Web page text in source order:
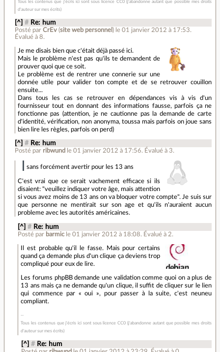
Tous les contenus que j'écris ici sont sous licence CC0 (j'abandonne autant que possible mes droits
d'auteur sur mes écrits)
[^] # Re: hum
Posté par CrEv(site web personnel ) le 01 janvier 2012 à 17:53.
Évalué à 8.
Je me disais bien que c'était déjà passé ici.
Mais le problème n'est pas qu'ils te demandent de
prouver quoi que ce soit.
Le problème est de rentrer une connerie sur une
donnée utile pour valider ton compte et de se retrouver couillon
ensuite...
Dans tous les cas se retrouver en dépendances vis à vis d'un
fournisseur tout en donnant des informations fausse, parfois ça ne
fonctionne pas (attention, je ne cautionne pas la demande de carte
d'identité, vérification, non anonyma, toussa mais parfois on joue sans
bien lire les règles, parfois on perd)
[^] # Re: hum
Posté par ribwund le 01 janvier 2012 à 17:56. Évalué à 3.
sans forcément avertir pour les 13 ans
C'est vrai que ce serait vachement efficace si ils
disaient: "veuillez indiquer votre âge, mais attention
si vous avez moins de 13 ans on va bloquer votre compte". Je suis sur
que personne ne mentirait sur son age et qu'ils n'auraient aucun
probleme avec les autorités américaines.
[^] # Re: hum
Posté par barmic le 01 janvier 2012 à 18:08. Évalué à 2.
Il est probable qu'il le fasse. Mais pour certains
quand ça demande plus d'un clique ça deviens trop
compliqué pour eux de lire.
Les forums phpBB demande une validation comme quoi on a plus de
13 ans mais ça ne demande qu'un clique, il suffit de cliquer sur le lien
qui commence par « oui », pour passer à la suite, c'est neuneu
compliant.
Tous les contenus que j'écris ici sont sous licence CC0 (j'abandonne autant que possible mes droits
d'auteur sur mes écrits)
[^] # Re: hum